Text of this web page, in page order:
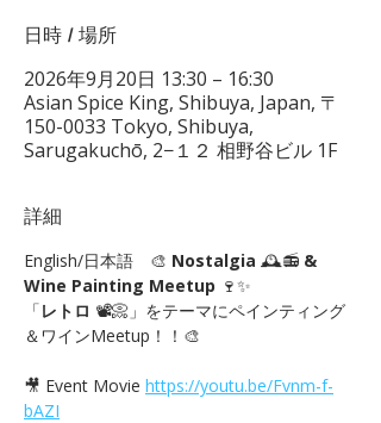
日時 / 場所
2026年9月20日 13:30 – 16:30
Asian Spice King, Shibuya, Japan, 〒
150-0033 Tokyo, Shibuya,
Sarugakuchō, 2−１２ 相野谷ビル 1F
詳細
English/日本語　🎨 Nostalgia 🕰️📻 &
Wine Painting Meetup 🍷✨
「レトロ 📽📀」をテーマにペインティング
＆ワインMeetup！！🎨
🎥 Event Movie https://youtu.be/Fvnm-f-
bAZI